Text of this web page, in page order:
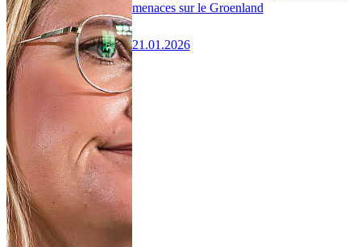
menaces sur le Groenland
21.01.2026